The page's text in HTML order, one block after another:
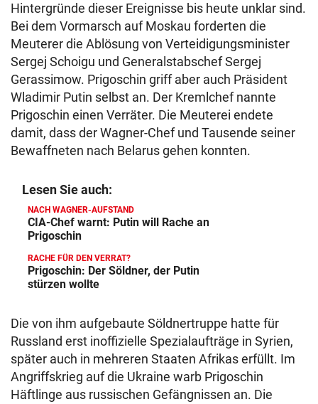
Hintergründe dieser Ereignisse bis heute unklar sind.
Bei dem Vormarsch auf Moskau forderten die
Meuterer die Ablösung von Verteidigungsminister
Sergej Schoigu und Generalstabschef Sergej
Gerassimow. Prigoschin griff aber auch Präsident
Wladimir Putin selbst an. Der Kremlchef nannte
Prigoschin einen Verräter. Die Meuterei endete
damit, dass der Wagner-Chef und Tausende seiner
Bewaffneten nach Belarus gehen konnten.
Lesen Sie auch:
NACH WAGNER-AUFSTAND
CIA-Chef warnt: Putin will Rache an
Prigoschin
RACHE FÜR DEN VERRAT?
Prigoschin: Der Söldner, der Putin
stürzen wollte
Die von ihm aufgebaute Söldnertruppe hatte für
Russland erst inoffizielle Spezialaufträge in Syrien,
später auch in mehreren Staaten Afrikas erfüllt. Im
Angriffskrieg auf die Ukraine warb Prigoschin
Häftlinge aus russischen Gefängnissen an. Die